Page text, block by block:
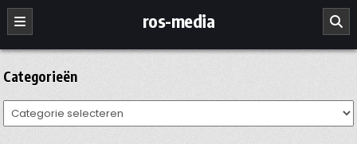
Ga
naar
de
inhoud
ros-media
Categorieën
Categorieën